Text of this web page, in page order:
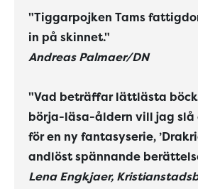
"Tiggarpojken Tams
in på skinnet."
Andreas Palmaer/DN
"Vad beträffar lättlästa
börja-läsa-åldern vill jag
för en ny fantasyserie,
andlöst spännande
Lena Engkjaer,